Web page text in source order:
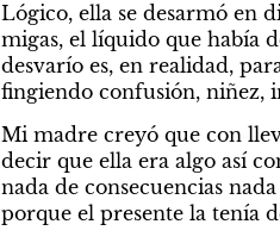
Lógico, ella se desarmó en
migas, el líquido que había
desvarío es, en realidad,
fingiendo confusión, niñez,
Mi madre creyó que con
decir que ella era algo así
nada de consecuencias
porque el presente la tenía